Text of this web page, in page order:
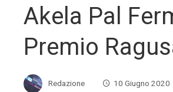
Akela Pal
Premio
Redazione
10 Giugno 2020